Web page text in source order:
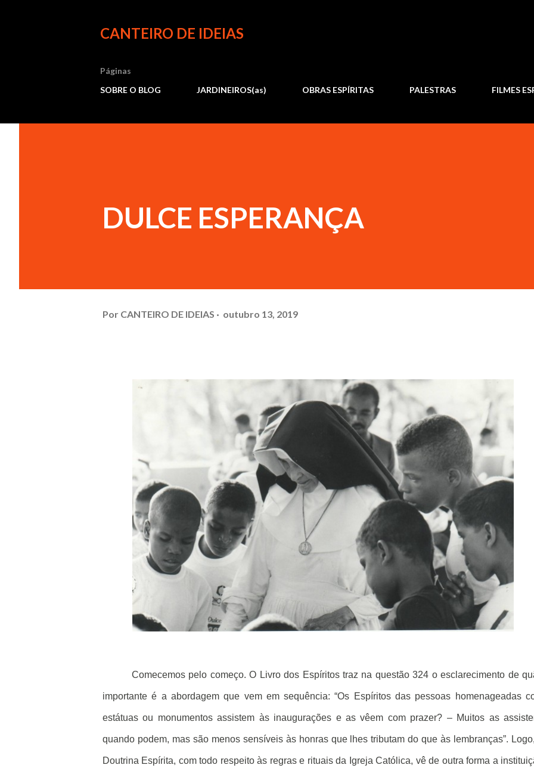
CANTEIRO DE IDEIAS
Páginas
SOBRE O BLOG
JARDINEIROS(as) OBRAS ESPÍRITAS PALESTRAS FILMES
DULCE ESPERANÇA
Por CANTEIRO DE IDEIAS outubro 13, 2019
Comecemos pelo começo. O Livro dos Espíritos traz na questão 324 o esclarecimento de
importante é a abordagem que vem em sequência: “Os Espíritos das pessoas homenageadas
estátuas ou monumentos assistem às inaugurações e as vêem com prazer? – Muitos as
quando podem, mas são menos sensíveis às honras que lhes tributam do que às lembranças”.
Doutrina Espírita, com todo respeito às regras e rituais da Igreja Católica, vê de outra forma a